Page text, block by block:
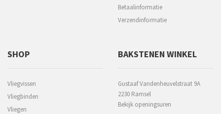
Betaalinformatie
Verzendinformatie
SHOP
Vliegvissen
Vliegbinden
Vliegen
BAKSTENEN WINKEL
Gustaaf Vandenheuvelstraat 9A
2230 Ramsel
Bekijk openingsuren